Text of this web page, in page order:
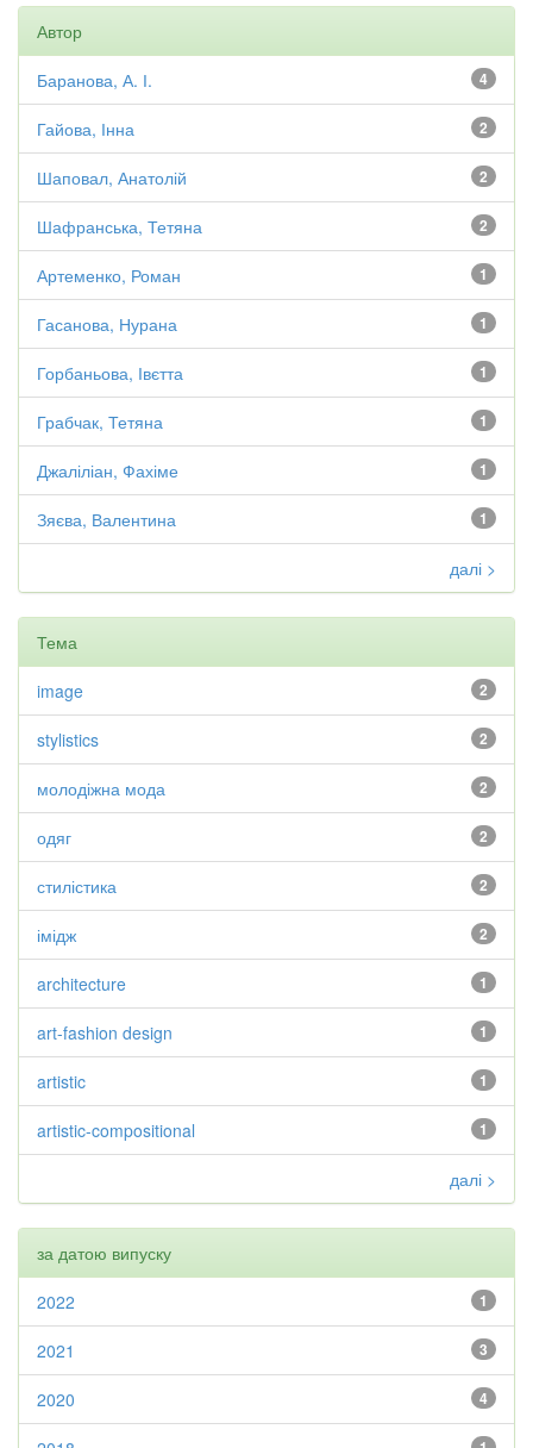
Автор
4
Баранова, А. І.
2
Гайова, Інна
2
Шаповал, Анатолій
2
Шафранська, Тетяна
1
Артеменко, Роман
1
Гасанова, Нурана
1
Горбаньова, Івєтта
1
Грабчак, Тетяна
1
Джаліліан, Фахіме
1
Зяєва, Валентина
далі >
Тема
2
image
2
stylistics
2
молодіжна мода
2
одяг
2
стилістика
2
імідж
1
architecture
1
art-fashion design
1
artistic
1
artistic-compositional
далі >
за датою випуску
1
2022
3
2021
4
2020